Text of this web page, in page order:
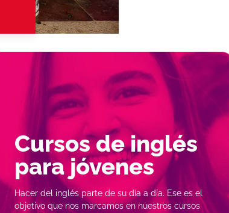
Cursos de inglés
parajóvenes
Hacer del inglés parte de su día a día. Ese es el
objetivo que nos marcamos en nuestros cursos